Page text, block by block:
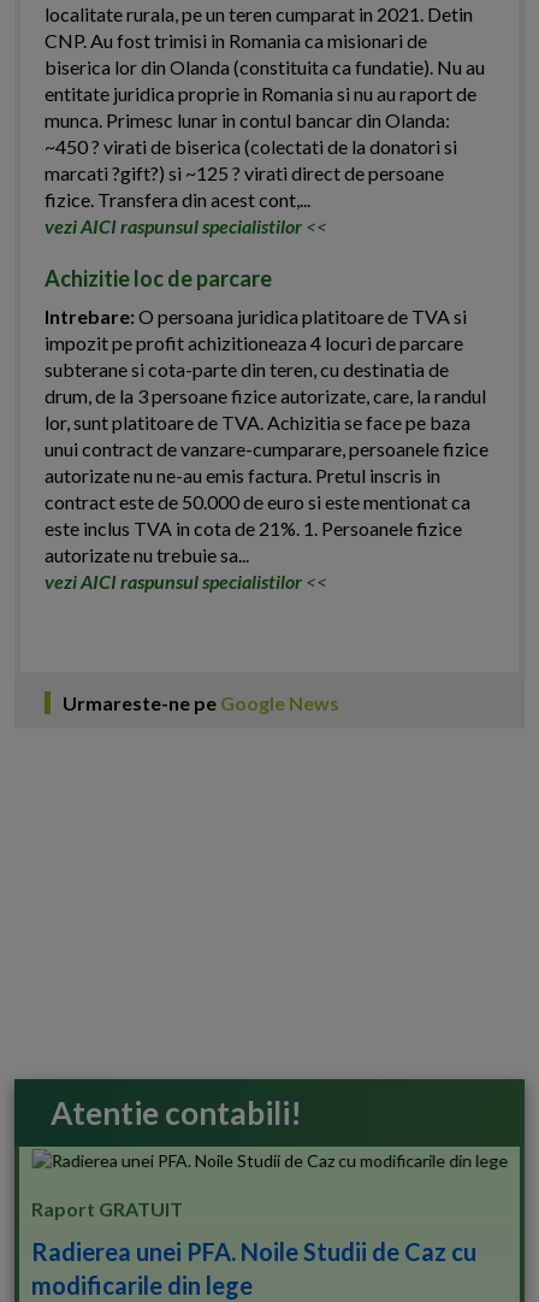
localitate rurala, pe un teren cumparat in 2021. Detin
CNP. Au fost trimisi in Romania ca misionari de
biserica lor din Olanda (constituita ca fundatie). Nu au
entitate juridica proprie in Romania si nu au raport de
munca. Primesc lunar in contul bancar din Olanda:
~450 ? virati de biserica (colectati de la donatori si
marcati ?gift?) si ~125 ? virati direct de persoane
fizice. Transfera din acest cont,...
vezi AICI raspunsul specialistilor <<
Achizitie loc de parcare
Intrebare:O persoana juridica platitoare de TVA si
impozit pe profit achizitioneaza 4 locuri de parcare
subterane si cota-parte din teren, cu destinatia de
drum, de la 3 persoane fizice autorizate, care, la randul
lor, sunt platitoare de TVA. Achizitia se face pe baza
unui contract de vanzare-cumparare, persoanele fizice
autorizate nu ne-au emis factura. Pretul inscris in
contract este de 50.000 de euro si este mentionat ca
este inclus TVA in cota de 21%. 1. Persoanele fizice
autorizate nu trebuie sa...
vezi AICI raspunsul specialistilor <<
Urmareste-ne pe Google News
Atentie contabili!
Raport GRATUIT
Radierea unei PFA. Noile Studii de Caz cu
modificarile din lege